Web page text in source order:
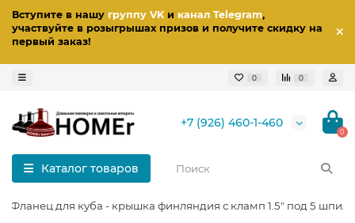
Вступите в нашу группу VKи канал Telegram,
участвуйте в розыгрышах призов и получите скидку на
первый заказ!
0 0
+7 (926) 460-1-460
0
Каталог товаров
Фланец для куба - крышка финляндия с кламп 1.5" под 5